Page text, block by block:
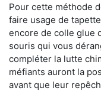
Pour cette méthode
faire usage de
encore de colle glue
souris qui vous
compléter la lutte
méfiants auront la
avant que leur